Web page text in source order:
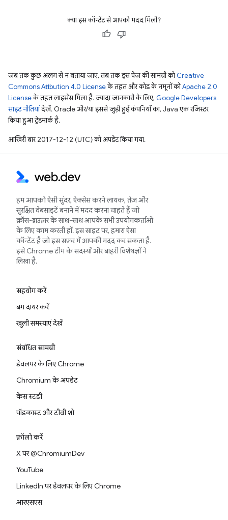
क्या इस कॉन्टेंट से आपको मदद मिली?
जब तक कुछ अलग से न बताया जाए, तब तक इस पेज की सामग्री कोCreative
Commons Attribution 4.0 Licenseके तहत और कोड के नमूनों कोApache 2.0
Licenseके तहत लाइसेंस मिला है. ज़्यादा जानकारी के लिए, Google Developers
साइट नीतियांदेखें. Oracle और/या इससे जुड़ी हुई कंपनियों का, Java एक रजिस्टर
किया हुआ ट्रेडमार्क है.
आखिरी बार 2017-12-12 (UTC) को अपडेट किया गया.
हम आपको ऐसी सुंदर, ऐक्सेस करने लायक, तेज़ और
सुरक्षित वेबसाइटें बनाने में मदद करना चाहते हैं जो
क्रॉस-ब्राउज़र के साथ-साथ आपके सभी उपयोगकर्ताओं
के लिए काम करती हों. इस साइट पर, हमारा ऐसा
कॉन्टेंट है जो इस सफ़र में आपकी मदद कर सकता है.
इसे Chrome टीम के सदस्यों और बाहरी विशेषज्ञों ने
लिखा है.
सहयोग करें
बग दायर करें
खुली समस्याएं देखें
संबंधित सामग्री
डेवलपर के लिए Chrome
Chromium के अपडेट
केस स्टडी
पॉडकास्ट और टीवी शो
फ़ॉलो करें
X पर @ChromiumDev
YouTube
LinkedIn पर डेवलपर के लिए Chrome
आरएसएस